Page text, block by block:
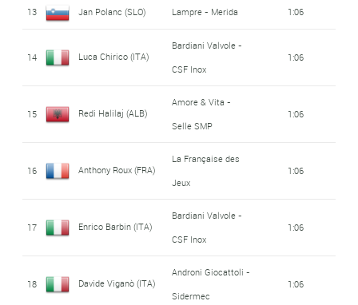
13 Jan Polanc (SLO) Lampre - Merida 1:06
14 Luca Chirico (ITA)
Bardiani Valvole -
CSF Inox
1:06
15 Redi Halilaj (ALB)
Amore & Vita -
Selle SMP
1:06
16 Anthony Roux (FRA)
La Française des
Jeux
1:06
17 Enrico Barbin (ITA)
Bardiani Valvole -
CSF Inox
1:06
18 Davide Viganò (ITA)
Androni Giocattoli -
Sidermec
1:06